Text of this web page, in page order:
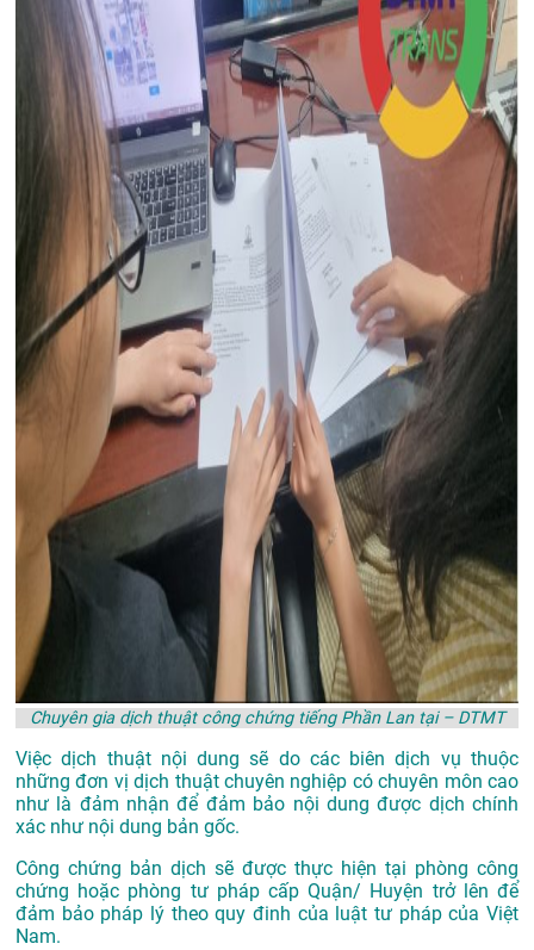
Chuyên gia dịch thuật công chứng tiếng Phần Lan tại – DTMT
Việc dịch thuật nội dung sẽ do các biên dịch vụ thuộc
những đơn vị dịch thuật chuyên nghiệp có chuyên môn cao
như là đảm nhận để đảm bảo nội dung được dịch chính
xác như nội dung bản gốc.
Công chứng bản dịch sẽ được thực hiện tại phòng công
chứng hoặc phòng tư pháp cấp Quận/ Huyện trở lên để
đảm bảo pháp lý theo quy đinh của luật tư pháp của Việt
Nam.